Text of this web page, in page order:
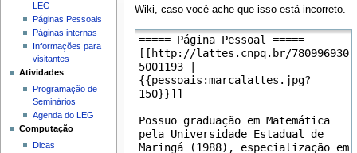
Wiki, caso você ache que isso está incorreto.
LEG
Páginas Pessoais
Páginas internas
Informações para
visitantes
Atividades
Programação de
Seminários
Agenda do LEG
Computação
Dicas